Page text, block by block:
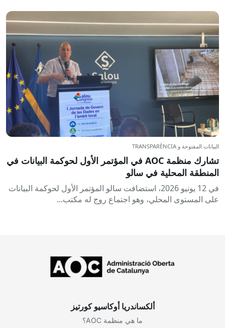
البيانات المفتوحة و TRANSPARÈNCIA
تشارك منظمة AOC في المؤتمر الأول لحوكمة البيانات في
المنطقة المحلية في سالو
في 12 يونيو 2026، استضافت سالو المؤتمر الأول لحوكمة البيانات
على المستوى المحلي، وهو اجتماع روج له مكتب...
ألكساندريا أوكاسيو كورتيز
ما هي منظمة AOC؟